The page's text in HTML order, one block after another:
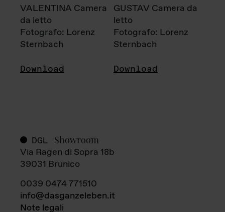
VALENTINA Camera
da letto
Fotografo: Lorenz
Sternbach
Download
GUSTAV Camera da
letto
Fotografo: Lorenz
Sternbach
Download
DGL Showroom
Via Ragen di Sopra 18b
39031 Brunico
0039 0474 771510
info@dasganzeleben.it
Note legali